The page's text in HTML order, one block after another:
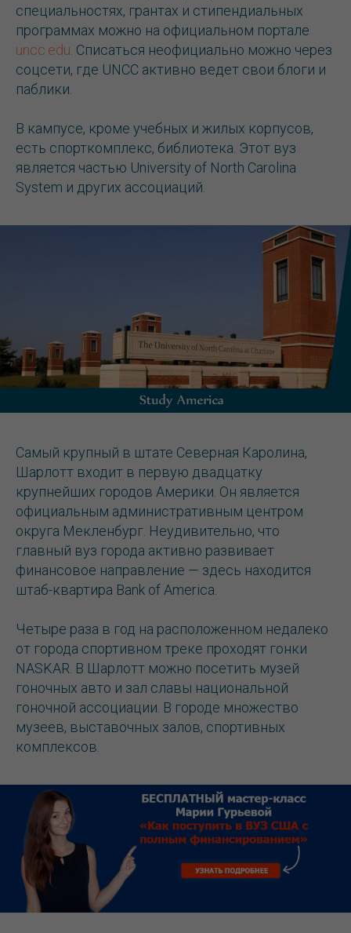
специальностях, грантах и стипендиальных
программах можно на официальном портале
uncc.edu . Списаться неофициально можно через
соцсети, где UNCC активно ведет свои блоги и
паблики.
В кампусе, кроме учебных и жилых корпусов,
есть спорткомплекс, библиотека. Этот вуз
является частью University of North Carolina
System и других ассоциаций.
Самый крупный в штате Северная Каролина,
Шарлотт входит в первую двадцатку
крупнейших городов Америки. Он является
официальным административным центром
округа Мекленбург. Неудивительно, что
главный вуз города активно развивает
финансовое направление — здесь находится
штаб-квартира Bank of America.
Четыре раза в год на расположенном недалеко
от города спортивном треке проходят гонки
NASKAR. В Шарлотт можно посетить музей
гоночных авто и зал славы национальной
гоночной ассоциации. В городе множество
музеев, выставочных залов, спортивных
комплексов.